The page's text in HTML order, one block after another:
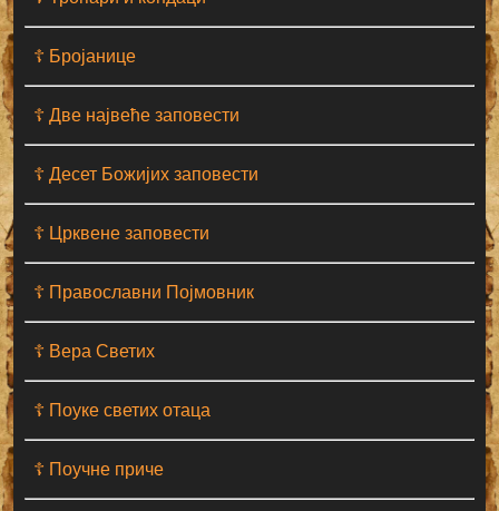
☦ Бројанице
☦ Две највеће заповести
☦ Десет Божијих заповести
☦ Црквене заповести
☦ Православни Појмовник
☦ Вера Светих
☦ Поуке светих отаца
☦ Поучне приче